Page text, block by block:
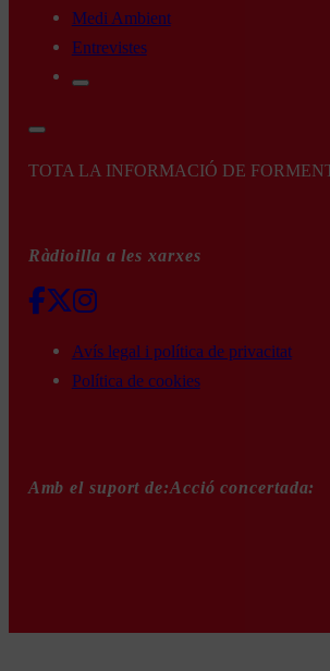
Medi Ambient
Entrevistes
TOTA LA INFORMACIÓ DE
Ràdioilla a les xarxes
Avís legal i política de privacitat
Política de cookies
Amb el suport de:Acció concertada: